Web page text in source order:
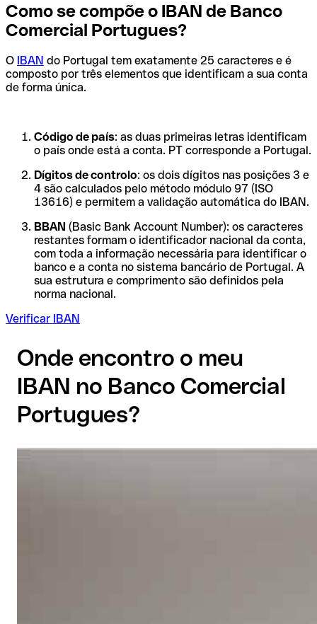
Como se compõe o IBAN de Banco
Comercial Portugues?
O IBAN do Portugal tem exatamente 25 caracteres e é
composto por três elementos que identificam a sua conta
de forma única.
Código de país: as duas primeiras letras identificam
o país onde está a conta. PT corresponde a Portugal.
Dígitos de controlo: os dois dígitos nas posições 3 e
4 são calculados pelo método módulo 97 (ISO
13616) e permitem a validação automática do IBAN.
BBAN (Basic Bank Account Number): os caracteres
restantes formam o identificador nacional da conta,
com toda a informação necessária para identificar o
banco e a conta no sistema bancário de Portugal. A
sua estrutura e comprimento são definidos pela
norma nacional.
Verificar IBAN
Onde encontro o meu
IBAN no Banco Comercial
Portugues?